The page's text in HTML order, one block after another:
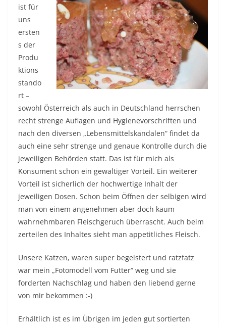
ist für
uns
ersten
s der
Produ
ktions
stando
rt –
sowohl Österreich als auch in Deutschland herrschen
recht strenge Auflagen und Hygienevorschriften und
nach den diversen „Lebensmittelskandalen“ findet da
auch eine sehr strenge und genaue Kontrolle durch die
jeweiligen Behörden statt. Das ist für mich als
Konsument schon ein gewaltiger Vorteil. Ein weiterer
Vorteil ist sicherlich der hochwertige Inhalt der
jeweiligen Dosen. Schon beim Öffnen der selbigen wird
man von einem angenehmen aber doch kaum
wahrnehmbaren Fleischgeruch überrascht. Auch beim
zerteilen des Inhaltes sieht man appetitliches Fleisch.
Unsere Katzen, waren super begeistert und ratzfatz
war mein „Fotomodell vom Futter“ weg und sie
forderten Nachschlag und haben den liebend gerne
von mir bekommen :-)
Erhältlich ist es im Übrigen im jeden gut sortierten